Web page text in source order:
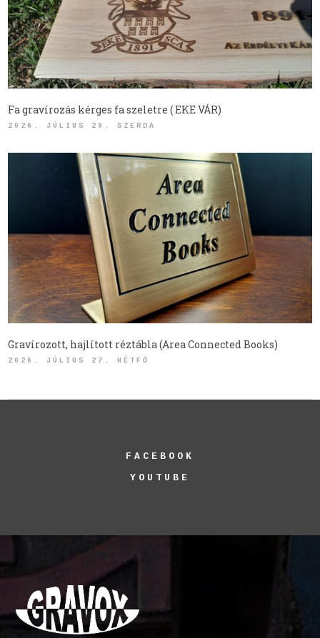
Fa gravírozás kérges fa szeletre ( EKE VÁR)
2026. JÚLIUS 29. SZERDA
Gravírozott, hajlított réztábla (Area Connected Books)
2026. JÚLIUS 27. HÉTFŐ
FACEBOOK
YOUTUBE